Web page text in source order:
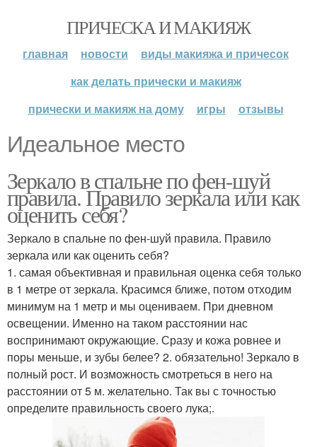
ПРИЧЕСКА И МАКИЯЖ
главная новости
виды макияжа и причесок
как делать прически и макияж
прически и макияж на дому
игры отзывы
Идеальное место
Зеркало в спальне по фен-шуй
правила. Правило зеркала или как
оценить себя?
Зеркало в спальне по фен-шуй правила. Правило
зеркала или как оценить себя?
1. самая объективная и правильная оценка себя только
в 1 метре от зеркала. Красимся ближе, потом отходим
минимум на 1 метр и мы оцениваем. При дневном
освещении. Именно на таком расстоянии нас
воспринимают окружающие. Сразу и кожа ровнее и
поры меньше, и зубы белее? 2. обязательно! Зеркало в
полный рост. И возможность смотреться в него на
расстоянии от 5 м. желательно. Так вы с точностью
определите правильность своего лука;.